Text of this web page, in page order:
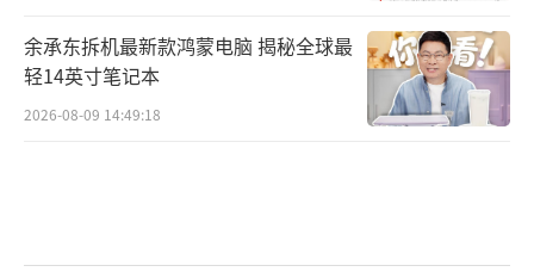
余承东拆机最新款鸿蒙电脑 揭秘全球最
轻14英寸笔记本
2026-08-09 14:49:18